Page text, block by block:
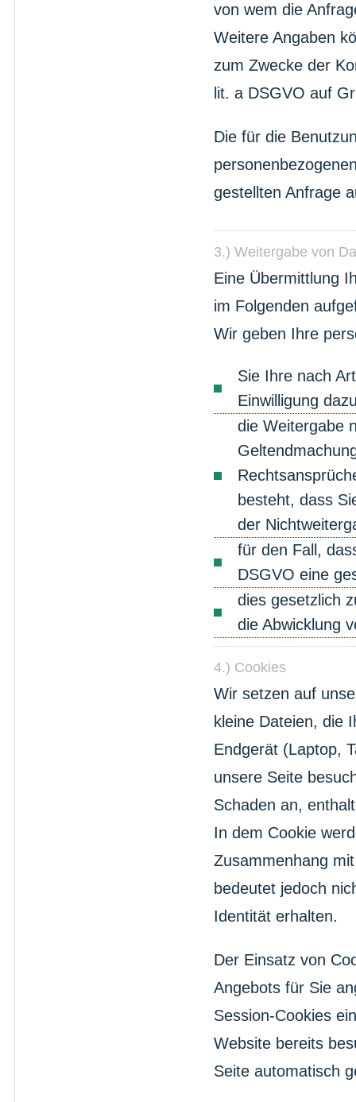
von wem die
Weitere Angaben
zum Zwecke der
lit. a DSGVO auf
Die für die
gestellten Anfrage
3.) Weitergabe von
Eine Übermittlung
im Folgenden
Wir geben Ihre
Sie Ihre nach
Einwilligung
die Weitergabe
besteht, dass
der
für den Fall,
DSGVO eine
dies gesetzlich
die Abwicklung
4.) Cookies
Wir setzen auf
kleine Dateien, die
Endgerät (Laptop,
unsere Seite
Schaden an,
In dem Cookie
Zusammenhang
bedeutet jedoch
Identität erhalten.
Der Einsatz von
Angebots für Sie
Session-Cookies
Website bereits
Seite automatisch